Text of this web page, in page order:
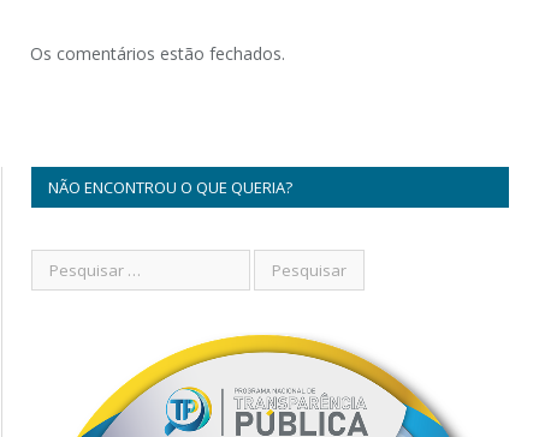
Os comentários estão fechados.
NÃO ENCONTROU O QUE QUERIA?